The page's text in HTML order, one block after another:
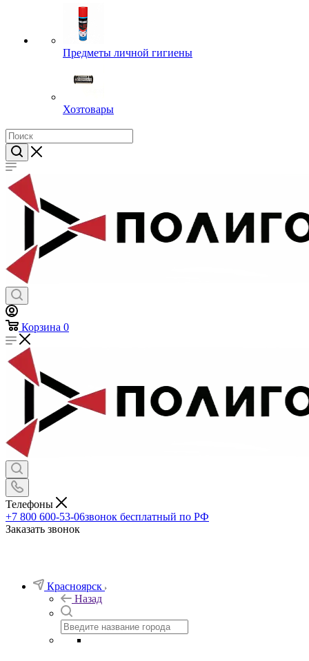
Предметы личной гигиены
Хозтовары
Корзина 0
Телефоны
+7 800 600-53-06звонок бесплатный по РФ
Заказать звонок
Красноярск
Назад